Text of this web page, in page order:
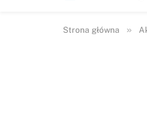
Strona główna »